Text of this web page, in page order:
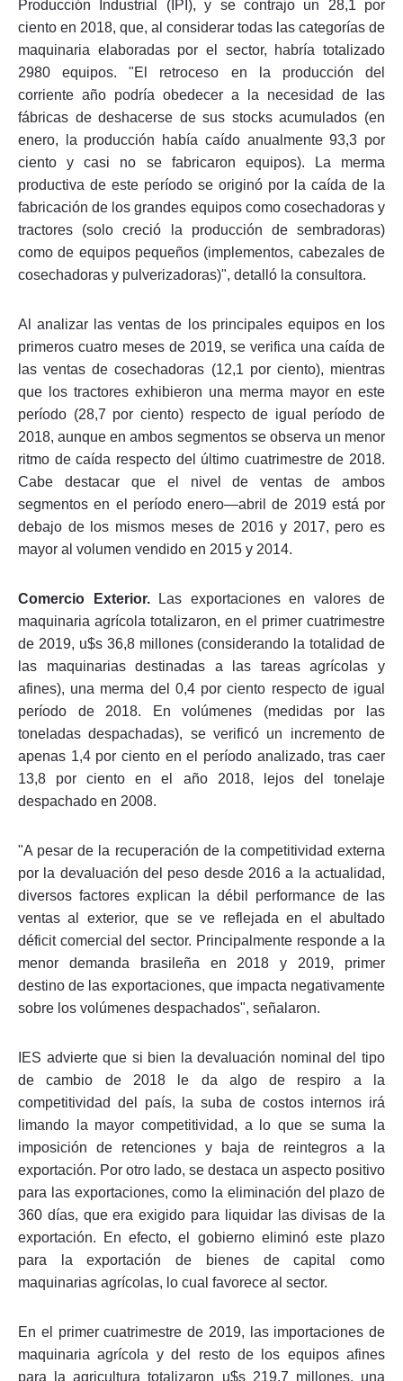
Producción Industrial (IPI), y se contrajo un 28,1 por
ciento en 2018, que, al considerar todas las categorías de
maquinaria elaboradas por el sector, habría totalizado
2980 equipos. "El retroceso en la producción del
corriente año podría obedecer a la necesidad de las
fábricas de deshacerse de sus stocks acumulados (en
enero, la producción había caído anualmente 93,3 por
ciento y casi no se fabricaron equipos). La merma
productiva de este período se originó por la caída de la
fabricación de los grandes equipos como cosechadoras y
tractores (solo creció la producción de sembradoras)
como de equipos pequeños (implementos, cabezales de
cosechadoras y pulverizadoras)", detalló la consultora.
Al analizar las ventas de los principales equipos en los
primeros cuatro meses de 2019, se verifica una caída de
las ventas de cosechadoras (12,1 por ciento), mientras
que los tractores exhibieron una merma mayor en este
período (28,7 por ciento) respecto de igual período de
2018, aunque en ambos segmentos se observa un menor
ritmo de caída respecto del último cuatrimestre de 2018.
Cabe destacar que el nivel de ventas de ambos
segmentos en el período enero—abril de 2019 está por
debajo de los mismos meses de 2016 y 2017, pero es
mayor al volumen vendido en 2015 y 2014.
Comercio Exterior.
Las exportaciones en valores de
maquinaria agrícola totalizaron, en el primer cuatrimestre
de 2019, u$s 36,8 millones (considerando la totalidad de
las maquinarias destinadas a las tareas agrícolas y
afines), una merma del 0,4 por ciento respecto de igual
período de 2018. En volúmenes (medidas por las
toneladas despachadas), se verificó un incremento de
apenas 1,4 por ciento en el período analizado, tras caer
13,8 por ciento en el año 2018, lejos del tonelaje
despachado en 2008.
"A pesar de la recuperación de la competitividad externa
por la devaluación del peso desde 2016 a la actualidad,
diversos factores explican la débil performance de las
ventas al exterior, que se ve reflejada en el abultado
déficit comercial del sector. Principalmente responde a la
menor demanda brasileña en 2018 y 2019, primer
destino de las exportaciones, que impacta negativamente
sobre los volúmenes despachados", señalaron.
IES advierte que si bien la devaluación nominal del tipo
de cambio de 2018 le da algo de respiro a la
competitividad del país, la suba de costos internos irá
limando la mayor competitividad, a lo que se suma la
imposición de retenciones y baja de reintegros a la
exportación. Por otro lado, se destaca un aspecto positivo
para las exportaciones, como la eliminación del plazo de
360 días, que era exigido para liquidar las divisas de la
exportación. En efecto, el gobierno eliminó este plazo
para la exportación de bienes de capital como
maquinarias agrícolas, lo cual favorece al sector.
En el primer cuatrimestre de 2019, las importaciones de
maquinaria agrícola y del resto de los equipos afines
para la agricultura totalizaron u$s 219,7 millones, una